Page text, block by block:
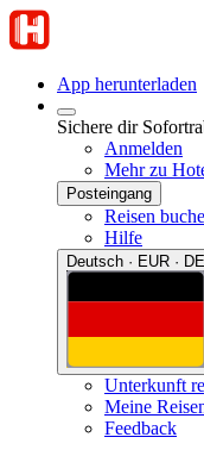
App herunterladen
Sichere dir
Anmelden
Mehr zu
Posteingang
Reisen
Hilfe
Deutsch · EUR · DE
Unterkunft
Meine
Feedback